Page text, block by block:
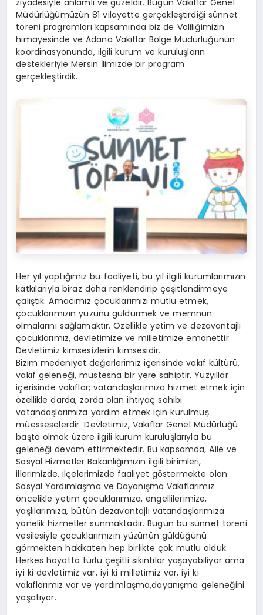
ziyadesiyle anlamlı ve güzeldir. Bugün Vakıflar Genel
Müdürlüğümüzün 81 vilayette gerçekleştirdiği sünnet
töreni programları kapsamında biz de Valiliğimizin
himayesinde ve Adana Vakıflar Bölge Müdürlüğünün
koordinasyonunda, ilgili kurum ve kuruluşların
destekleriyle Mersin İlimizde bir program
gerçekleştirdik.
Her yıl yaptığımız bu faaliyeti, bu yıl ilgili kurumlarımızın
katkılarıyla biraz daha renklendirip çeşitlendirmeye
çalıştık. Amacımız çocuklarımızı mutlu etmek,
çocuklarımızın yüzünü güldürmek ve memnun
olmalarını sağlamaktır. Özellikle yetim ve dezavantajlı
çocuklarımız, devletimize ve milletimize emanettir.
Devletimiz kimsesizlerin kimsesidir.
Bizim medeniyet değerlerimiz içerisinde vakıf kültürü,
vakıf geleneği, müstesna bir yere sahiptir. Yüzyıllar
içerisinde vakıflar; vatandaşlarımıza hizmet etmek için
özellikle darda, zorda olan ihtiyaç sahibi
vatandaşlarımıza yardım etmek için kurulmuş
müesseselerdir. Devletimiz, Vakıflar Genel Müdürlüğü
başta olmak üzere ilgili kurum kuruluşlarıyla bu
geleneği devam ettirmektedir. Bu kapsamda, Aile ve
Sosyal Hizmetler Bakanlığımızın ilgili birimleri,
illerimizde, ilçelerimizde faaliyet göstermekte olan
Sosyal Yardımlaşma ve Dayanışma Vakıflarımız
öncelikle yetim çocuklarımıza, engellilerimize,
yaşlılarımıza, bütün dezavantajlı vatandaşlarımıza
yönelik hizmetler sunmaktadır. Bugün bu sünnet töreni
vesilesiyle çocuklarımızın yüzünün güldüğünü
görmekten hakikaten hep birlikte çok mutlu olduk.
Herkes hayatta türlü çeşitli sıkıntılar yaşayabiliyor ama
iyi ki devletimiz var, iyi ki milletimiz var, iyi ki
vakıflarımız var ve yardımlaşma,dayanışma geleneğini
yaşatıyor.